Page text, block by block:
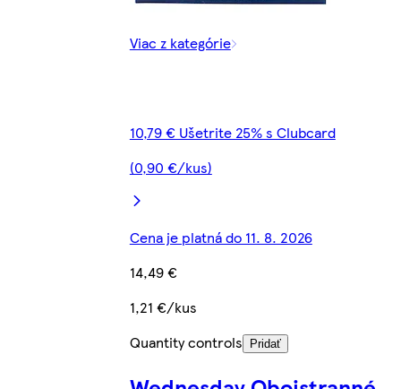
Viac z kategórie
10,79 € Ušetrite 25% s Clubcard
(0,90 €/kus)
Cena je platná do 11. 8. 2026
14,49 €
1,21 €/kus
Quantity controls
Pridať